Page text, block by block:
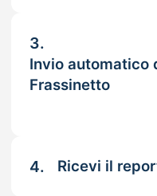
3.
Invio automatico
Frassinetto
4. Ricevi il